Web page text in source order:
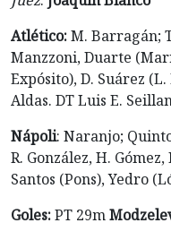
Atlético:M. Barragán;
Manzzoni, Duarte
Expósito), D. Suárez
Aldas. DT Luis E.
Nápoli: Naranjo;
R. González, H.
Santos (Pons), Yedro
Goles:PT 29m